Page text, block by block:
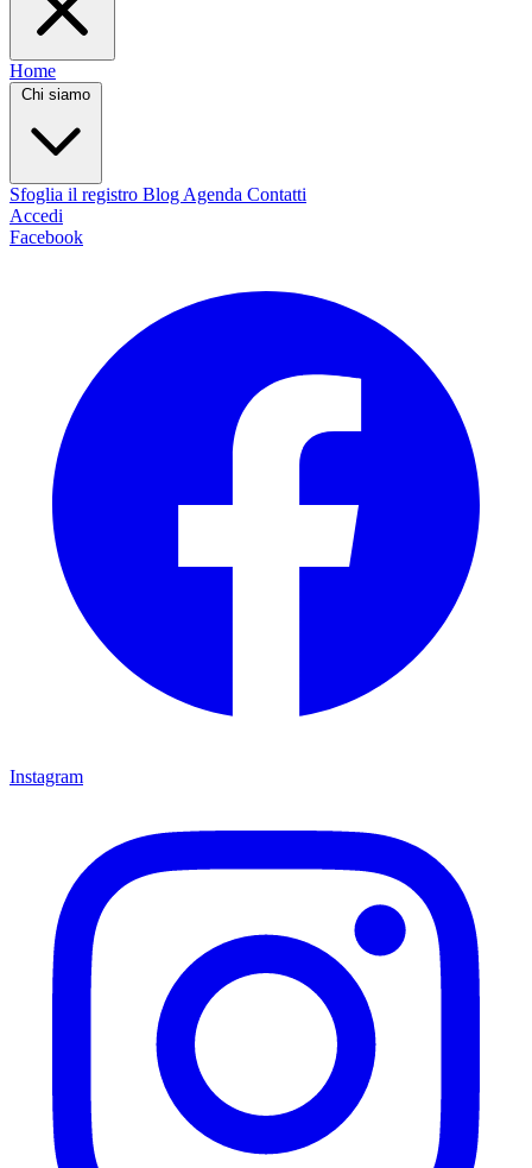
Home
Chi siamo
Sfoglia il registro Blog Agenda Contatti
Accedi
Facebook
Instagram